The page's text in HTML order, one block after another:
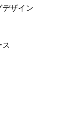
ース
ース
ス
ース
ース
ース
ス
デザイン
ス
ス